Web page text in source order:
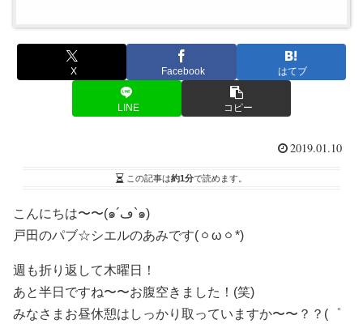
X Facebook はてブ
LINE コピー
2019.01.10
この記事は約1分で読めます。
こんにちは〜〜(๑´ڡ`๑)
戸田のパブ☆シエルのあみです(ㆁωㆁ*)
週も折り返して木曜日！
あと半日ですね〜〜お腹空きました！(笑)
みなさまお昼休憩はしっかり取っていますか〜〜？？(゜